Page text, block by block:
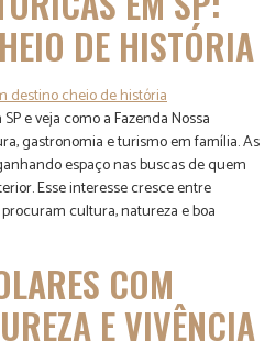
DE HISTÓRIA
e veja como a Fazenda Nossa
gastronomia e turismo em família. As
espaço nas buscas de quem
Esse interesse cresce entre
cultura, natureza e boa
COM
E VIVÊNCIA